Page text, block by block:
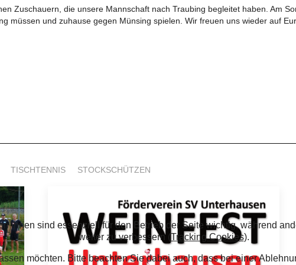
Zuschauern, die unsere Mannschaft nach Traubing begleitet haben. Am
müssen und zuhause gegen Münsing spielen. Wir freuen uns wieder auf
TISCHTENNIS STOCKSCHÜTZEN
ihnen sind essenziell für den Betrieb der Seite wichtig, während
weiter zu verbessern (Tracking Cookies).
möchten. Bitte beachten Sie dabei auch, dass bei einer